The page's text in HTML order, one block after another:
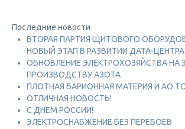
Последние новости
ВТОРАЯ ПАРТИЯ ЩИТОВОГО
НОВЫЙ ЭТАП В РАЗВИТИИ ДАТА-
ОБНОВЛЕНИЕ ЭЛЕКТРОХОЗЯЙСТВА НА
ПРОИЗВОДСТВУ АЗОТА
ПЛОТНАЯ БАРИОННАЯ МАТЕРИЯ И АО
ОТЛИЧНАЯ НОВОСТЬ!
С ДНЕМ РОССИИ!
ЭЛЕКТРОСНАБЖЕНИЕ БЕЗ ПЕРЕБОЕВ